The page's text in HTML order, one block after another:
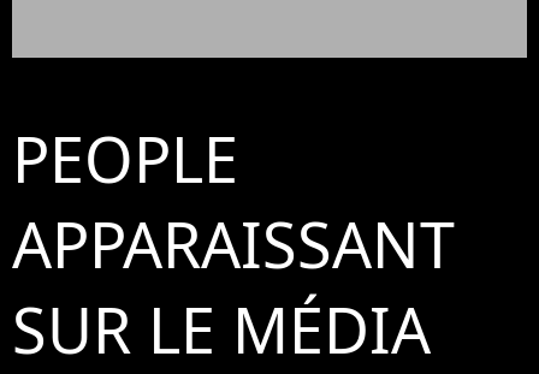
PEOPLE
APPARAISSANT
SUR LE MÉDIA